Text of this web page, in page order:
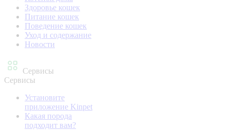
Здоровье кошек
Питание кошек
Поведение кошек
Уход и содержание
Новости
Сервисы
Сервисы
Установите
приложение Kinpet
Какая порода
подходит вам?